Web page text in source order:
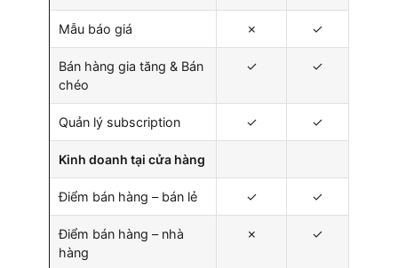
Mẫu báo giá ✗ ✓
Bán hàng gia tăng & Bán
chéo
✓ ✓
Quản lý subscription ✓ ✓
Kinh doanh tại cửa hàng
Điểm bán hàng – bán lẻ ✓ ✓
Điểm bán hàng – nhà
hàng
✗ ✓